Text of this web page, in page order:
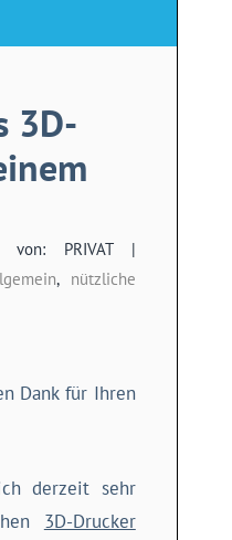
3D-
von: PRIVAT |
, nützliche
Dank für Ihren
derzeit sehr
3D-Drucker